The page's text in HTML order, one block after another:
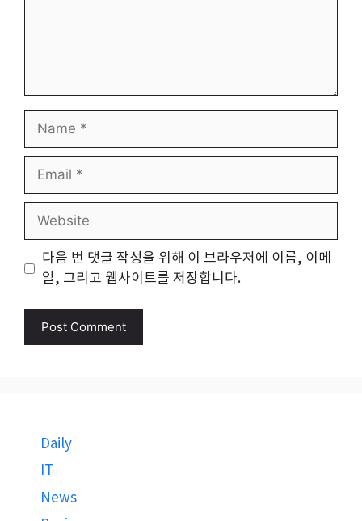
Name
Email
Website
다음 번 댓글 작성을 위해 이 브라우저에 이름, 이메
일, 그리고 웹사이트를 저장합니다.
Daily
IT
News